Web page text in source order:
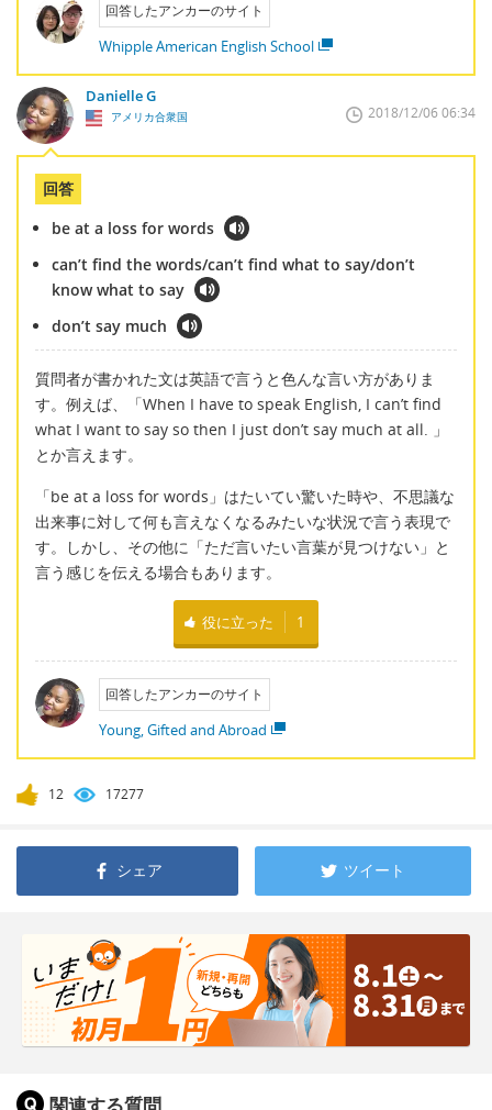
回答したアンカーのサイト
Whipple American English School
Danielle G
アメリカ合衆国 2018/12/06 06:34
回答
be at a loss for words
can’t find the words/can’t find what to say/don’t
know what to say
don’t say much
質問者が書かれた文は英語で言うと色んな言い方がありま
す。例えば、「When I have to speak English, I can’t find
what I want to say so then I just don’t say much at all. 」
とか言えます。
「be at a loss for words」はたいてい驚いた時や、不思議な
出来事に対して何も言えなくなるみたいな状況で言う表現で
す。しかし、その他に「ただ言いたい言葉が見つけない」と
言う感じを伝える場合もあります。
役に立った 1
回答したアンカーのサイト
Young, Gifted and Abroad
12 17277
シェア ツイート